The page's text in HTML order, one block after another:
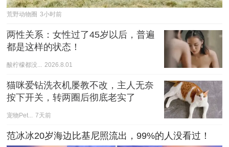
荒野动物圈 3小时前
两性关系：女性过了45岁以后，普遍
都是这样的状态！
酸柠檬都没... 2026.8.01
猫咪爱钻洗衣机屡教不改，主人无奈
按下开关，转两圈后彻底老实了
宠物Pet... 7天前
范冰冰20岁海边比基尼照流出，99%的人没看过！